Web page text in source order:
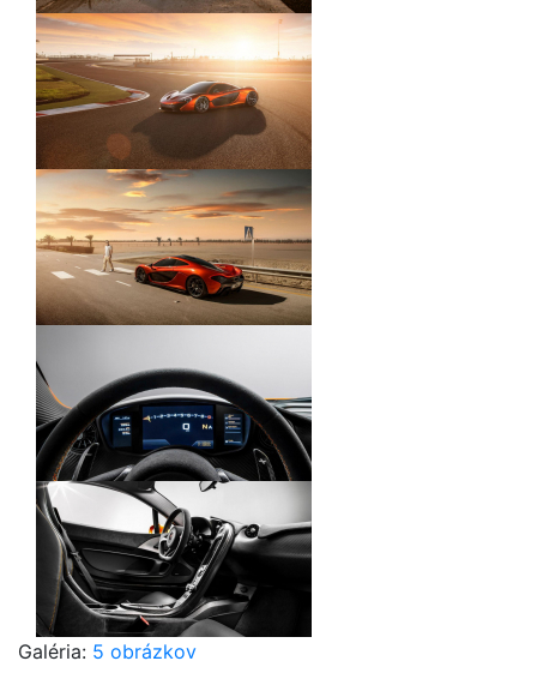
Galéria: 5 obrázkov